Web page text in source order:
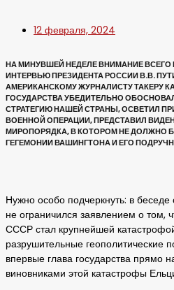
12 февраля, 2024
НА МИНУВШЕЙ НЕДЕЛЕ ВНИМАНИЕ
ИНТЕРВЬЮ ПРЕЗИДЕНТА РОССИИ В.В.
АМЕРИКАНСКОМУ ЖУРНАЛИСТУ ТАКЕРУ
ГОСУДАРСТВА УБЕДИТЕЛЬНО
СТРАТЕГИЮ НАШЕЙ СТРАНЫ, ОСВЕТИЛ
ВОЕННОЙ ОПЕРАЦИИ, ПРЕДСТАВИЛ
МИРОПОРЯДКА, В КОТОРОМ НЕ ДОЛЖНО
ГЕГЕМОНИИ ВАШИНГТОНА И ЕГО
Нужно особо подчеркнуть: в
не ограничился заявлением о том,
СССР стал крупнейшей
разрушительные геополитические
впервые глава государства прямо
виновниками этой катастрофы